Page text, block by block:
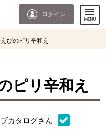
ログイン
びのピリ辛和え
ピリ辛和え
カタログさん